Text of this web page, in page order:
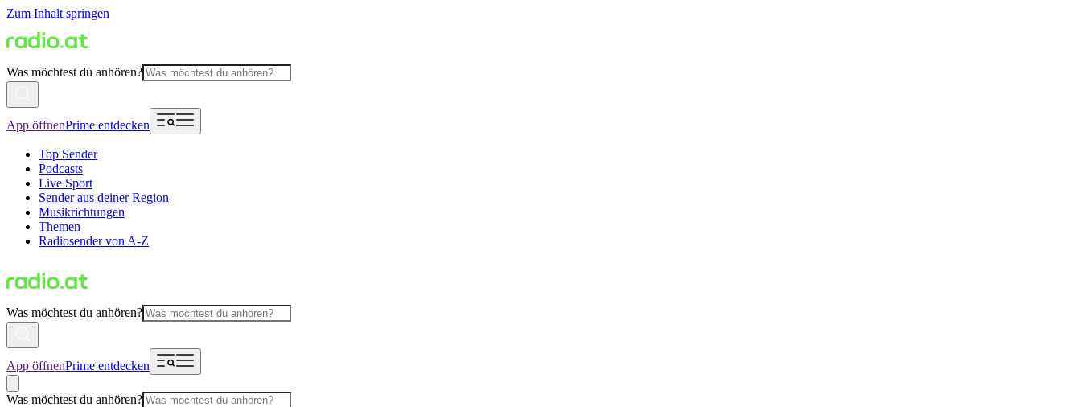
Zum Inhalt springen
Was möchtest du anhören?
App öffnenPrime entdecken
Top Sender
Podcasts
Live Sport
Sender aus deiner Region
Musikrichtungen
Themen
Radiosender von A-Z
Was möchtest du anhören?
App öffnenPrime entdecken
Was möchtest du anhören?